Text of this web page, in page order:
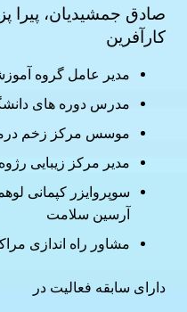
صادق جمشیدیان، پیرا
کارآفرین
مدیر عامل گروه
مدرس دوره های
موسس مرکز زخم
مدیر مرکز زیبایی رژوه
سوپروایزر کپمانی
آرسین سلامت
مشاور راه اندازی
دارای سابقه فعالیت در